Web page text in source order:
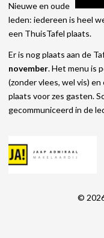
Nieuwe en oude
leden: iedereen is heel
een ThuisTafel plaats.
Er is nog plaats aan de
november. Het menu is
(zonder vlees, wel vis)
plaats voor zes gasten.
gecommuniceerd in de
©